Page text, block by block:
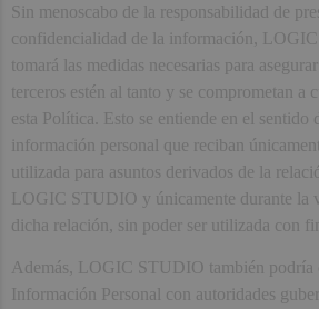
Sin menoscabo de la responsabilidad de
confidencialidad de la información,
tomará las medidas necesarias para
terceros estén al tanto y se comprometan a
esta Política. Esto se entiende en el sentido
información personal que reciban
utilizada para asuntos derivados de la
LOGIC STUDIO y únicamente durante la
dicha relación, sin poder ser utilizada con
Además, LOGIC STUDIO también podría
Información Personal con autoridades